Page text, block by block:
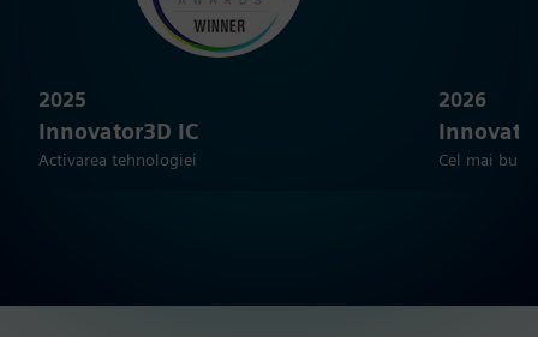
2025
Innovator3D IC
Activarea tehnologiei
2026
Cel mai bun